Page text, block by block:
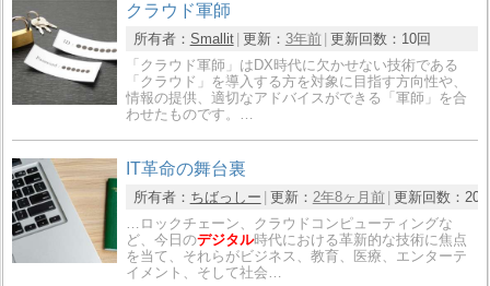
クラウド軍師
所有者： Smallit 更新： 3年前 更新回数： 10回
「クラウド軍師」はDX時代に欠かせない技術である
「クラウド」を導入する方を対象に目指す方向性や、
情報の提供、適切なアドバイスができる「軍師」を合
わせたものです。…
IT革命の舞台裏
所有者： ちばっしー 更新： 2年8ヶ月前 更新回数： 20
…ロックチェーン、クラウドコンピューティングな
ど、今日のデジタル時代における革新的な技術に焦点
を当て、それらがビジネス、教育、医療、エンターテ
イメント、そして社会…